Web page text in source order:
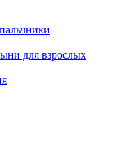
для взрослых